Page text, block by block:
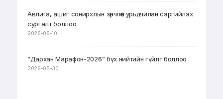
Авлига, ашиг сонирхлын зөрчлөөс урьдчилан сэргийлэх
сургалт боллоо
2026-06-10
“Дархан Марафон-2026” бүх нийтийн гүйлт боллоо
2026-05-30